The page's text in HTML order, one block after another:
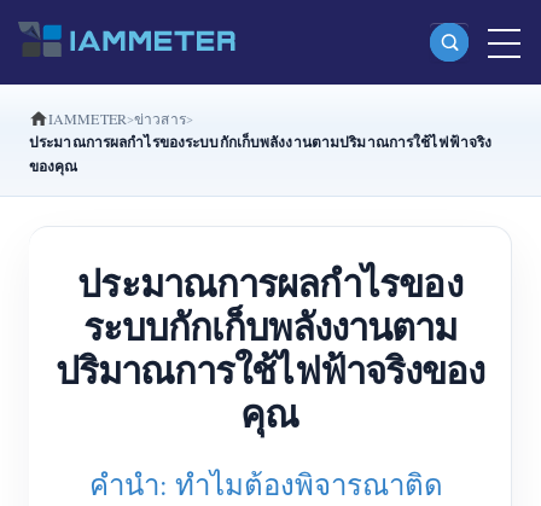
ผลิตภัณฑ์
มิเตอร์พลังงาน Wi-Fi แบบ Split Phase (WEM2067)
มิเตอร์พลังงาน Wi-Fi สามเฟส (WEM3080T)
มิเตอร์พลังงาน Wi-Fi สามเฟส (WEM3046T)
มิเตอร์พลังงาน Wi-Fi สามเฟส (WEM3050T)
ตัวควบคุมกำลัง WiFi
IAMMETER ข่าวสาร
ประมาณการผลกำไรของระบบกักเก็บพลังงานตามปริมาณการใช้ไฟฟ้าจริง
ของคุณ
ประมาณการผลกำไรของ
ระบบกักเก็บพลังงานตาม
ปริมาณการใช้ไฟฟ้าจริงของ
คุณ
คำนำ: ทำไมต้องพิจารณาติด